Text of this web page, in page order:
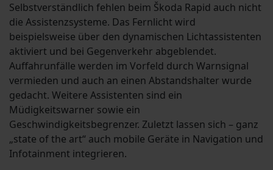
Selbstverständlich fehlen beim Škoda Rapid auch nicht
die Assistenzsysteme. Das Fernlicht wird
beispielsweise über den dynamischen Lichtassistenten
aktiviert und bei Gegenverkehr abgeblendet.
Auffahrunfälle werden im Vorfeld durch Warnsignal
vermieden und auch an einen Abstandshalter wurde
gedacht. Weitere Assistenten sind ein
Müdigkeitswarner sowie ein
Geschwindigkeitsbegrenzer. Zuletzt lassen sich – ganz
„state of the art“ auch mobile Geräte in Navigation und
Infotainment integrieren.